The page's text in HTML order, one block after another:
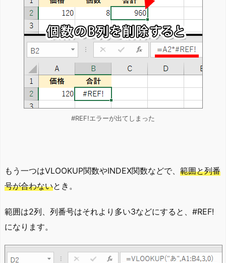
#REF!エラーが出てしまった
もう一つはVLOOKUP関数やINDEX関数などで、 範囲と列番
号が合わないとき。
範囲は2列、列番号はそれより多い3などにすると、#REF!
になります。